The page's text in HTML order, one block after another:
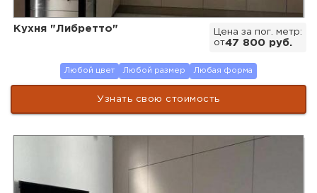
Цена за пог. метр:
от47 800 руб.
Кухня "Либретто"
Любой цвет Любой размер Любая форма
Узнать свою стоимость